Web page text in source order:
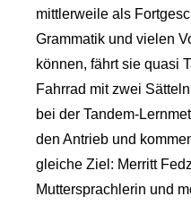
mittlerweile als
Grammatik und vielen
können, fährt sie quasi
Fahrrad mit zwei
bei der Tandem-
den Antrieb und
gleiche Ziel: Merritt
Muttersprachlerin und